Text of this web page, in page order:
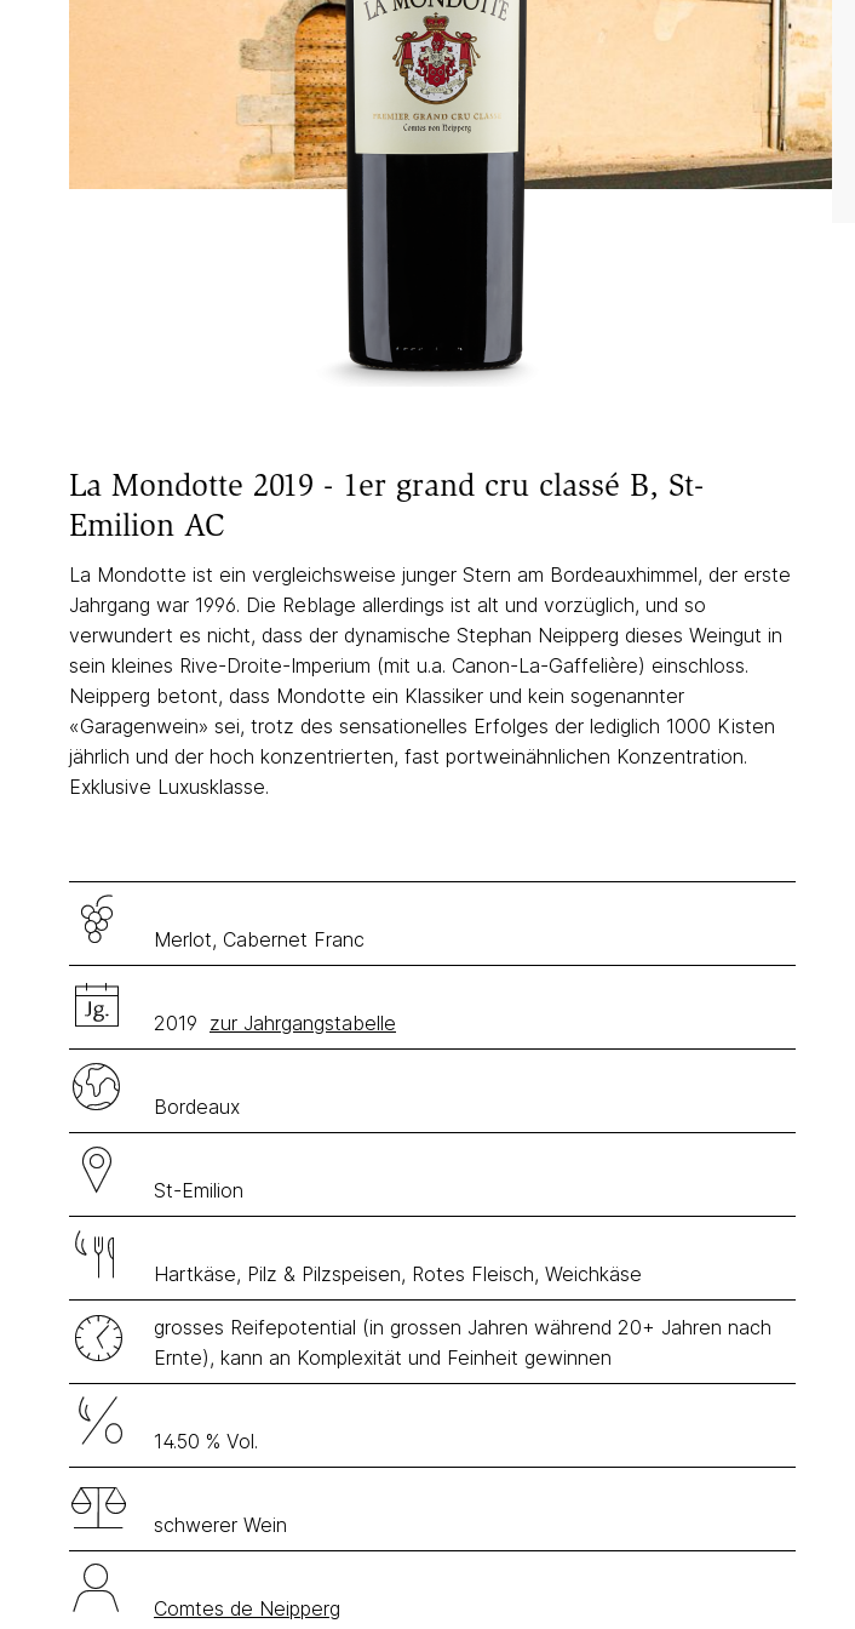
La Mondotte 2019 - 1er grand cru classé B, St-
Emilion AC
La Mondotte ist ein vergleichsweise junger Stern am Bordeauxhimmel, der erste
Jahrgang war 1996. Die Reblage allerdings ist alt und vorzüglich, und so
verwundert es nicht, dass der dynamische Stephan Neipperg dieses Weingut in
sein kleines Rive-Droite-Imperium (mit u.a. Canon-La-Gaffelière) einschloss.
Neipperg betont, dass Mondotte ein Klassiker und kein sogenannter
«Garagenwein» sei, trotz des sensationelles Erfolges der lediglich 1000 Kisten
jährlich und der hoch konzentrierten, fast portweinähnlichen Konzentration.
Exklusive Luxusklasse.
Merlot, Cabernet Franc
2019 zur Jahrgangstabelle
Bordeaux
St-Emilion
Hartkäse, Pilz & Pilzspeisen, Rotes Fleisch, Weichkäse
grosses Reifepotential (in grossen Jahren während 20+ Jahren nach
Ernte), kann an Komplexität und Feinheit gewinnen
14.50 % Vol.
schwerer Wein
Comtes de Neipperg